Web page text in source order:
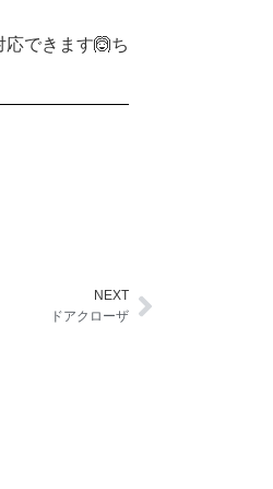
応できます🙆ち
NEXT
ドアクローザNext